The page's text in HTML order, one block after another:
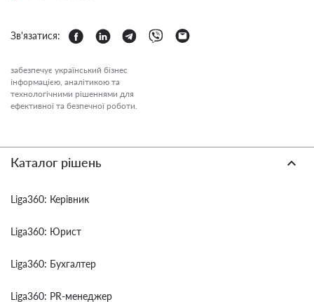
Зв'язатися:
забезпечує український бізнес
інформацією, аналітикою та
технологічними рішеннями для
ефективної та безпечної роботи.
Каталог рішень
Liga360: Керівник
Liga360: Юрист
Liga360: Бухгалтер
Liga360: PR-менеджер